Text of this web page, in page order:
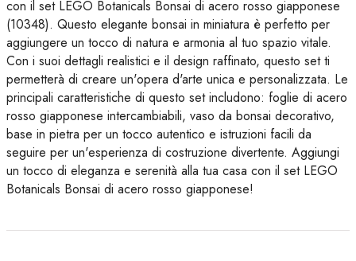
con il set LEGO Botanicals Bonsai di acero rosso giapponese
(10348). Questo elegante bonsai in miniatura è perfetto per
aggiungere un tocco di natura e armonia al tuo spazio vitale.
Con i suoi dettagli realistici e il design raffinato, questo set ti
permetterà di creare un'opera d'arte unica e personalizzata. Le
principali caratteristiche di questo set includono: foglie di acero
rosso giapponese intercambiabili, vaso da bonsai decorativo,
base in pietra per un tocco autentico e istruzioni facili da
seguire per un'esperienza di costruzione divertente. Aggiungi
un tocco di eleganza e serenità alla tua casa con il set LEGO
Botanicals Bonsai di acero rosso giapponese!